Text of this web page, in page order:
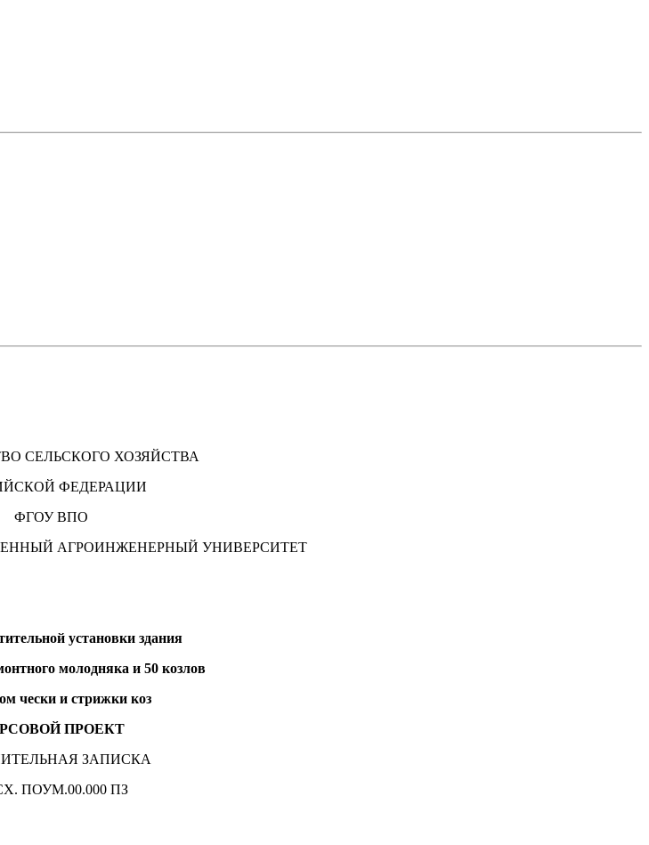
СЕЛЬСКОГО ХОЗЯЙСТВА
ФЕДЕРАЦИИ
ФГОУ ВПО
АГРОИНЖЕНЕРНЫЙ УНИВЕРСИТЕТ
установки здания
молодняка и 50 козлов
чески и стрижки коз
ПРОЕКТ
ЗАПИСКА
ПОУМ.00.000 ПЗ